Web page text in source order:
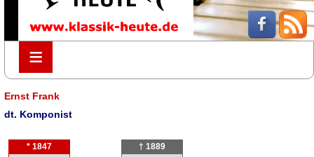
≡
≡
Ernst Frank
dt. Komponist
* 1847 † 1889